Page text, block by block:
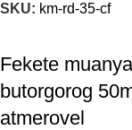
SKU: km-rd-35-cf
Fekete
butorgorog
atmerovel